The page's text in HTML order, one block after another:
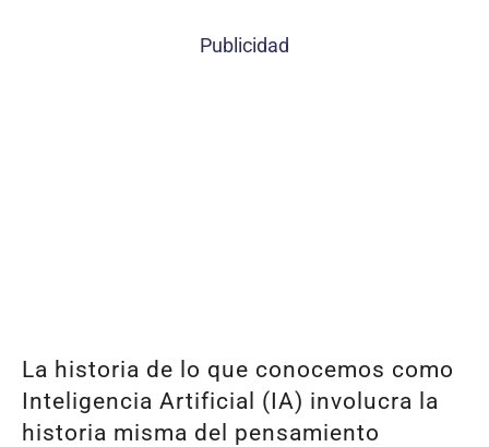
Publicidad
La historia de lo que conocemos como
Inteligencia Artificial (IA) involucra la
historia misma del pensamiento